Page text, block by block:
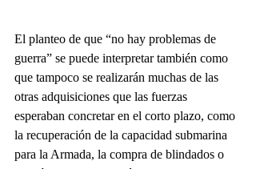
El planteo de que “no hay problemas de
guerra” se puede interpretar también como
que tampoco se realizarán muchas de las
otras adquisiciones que las fuerzas
esperaban concretar en el corto plazo, como
la recuperación de la capacidad submarina
para la Armada, la compra de blindados o